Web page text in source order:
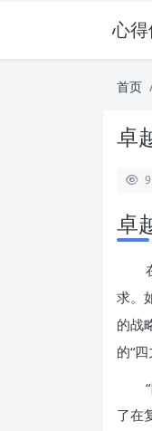
心
首页
卓
卓
求。
的战
的“
了在